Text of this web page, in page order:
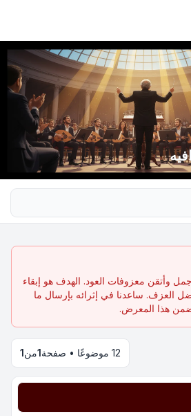
وأتقن معزوفات العود. الهدف هو إبقاء
العزف. ساعدنا في إثرائه بإرسال ما
ضمن هذا المعرض.
12 موضوعًا • صفحة 1من1